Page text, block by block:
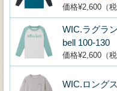
価格¥2,600（税
WIC.ラグラ
bell 100-130
価格¥2,600（税
WIC.ロング